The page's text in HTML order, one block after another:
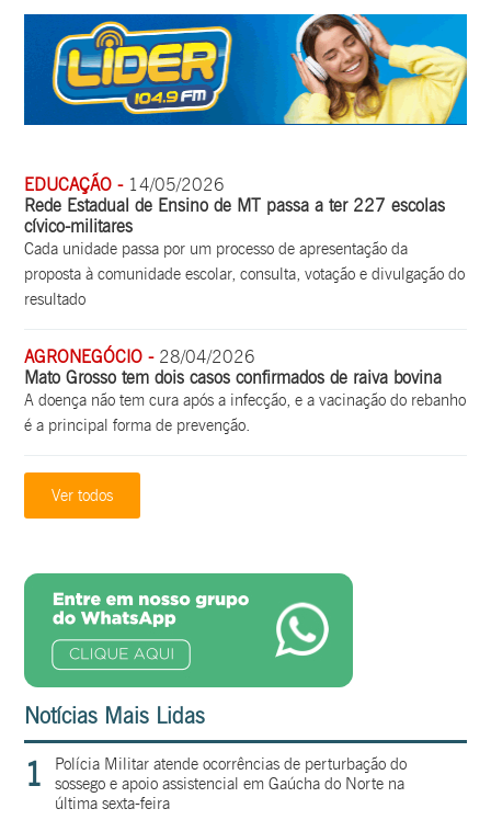
EDUCAÇÃO -14/05/2026
Rede Estadual de Ensino de MT passa a ter 227 escolas
cívico-militares
Cada unidade passa por um processo de apresentação da
proposta à comunidade escolar, consulta, votação e divulgação do
resultado
AGRONEGÓCIO -28/04/2026
Mato Grosso tem dois casos confirmados de raiva bovina
A doença não tem cura após a infecção, e a vacinação do rebanho
é a principal forma de prevenção.
Ver todos
Notícias Mais Lidas
1
Polícia Militar atende ocorrências de perturbação do
sossego e apoio assistencial em Gaúcha do Norte na
última sexta-feira